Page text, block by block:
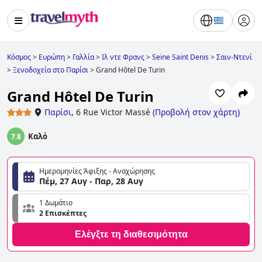
Κόσμος> Ευρώπη> Γαλλία>Ιλ ντε Φρανς>Seine Saint Denis>Σαιν-Ντενί
>Ξενοδοχεία στο Παρίσι>Grand Hôtel De Turin
Grand Hôtel De Turin
Παρίσι, 6 Rue Victor Massé (Προβολή στον χάρτη)
7.8 Καλό
Ημερομηνίες Άφιξης - Αναχώρησης
Πέμ, 27 Αυγ - Παρ, 28 Αυγ
1 Δωμάτιο
2 Επισκέπτες
Ελέγξτε τη διαθεσιμότητα